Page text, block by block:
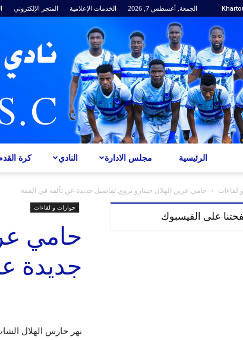
الجمعة, أغسطس 7, 2026 الخدمات الإعلامية المتجر الإلكتروني
كرة النادي مجلس الادارة الرئيسية
لقاءات حامي عرين الهلال جينارو يروي تفاصيل جديدة عن تألقه في القمة
حوارات و لقاءات
حامي
جديدة
بهر حارس الهلال
على الفيسبوك